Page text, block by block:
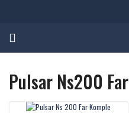
Pulsar Ns200 Far